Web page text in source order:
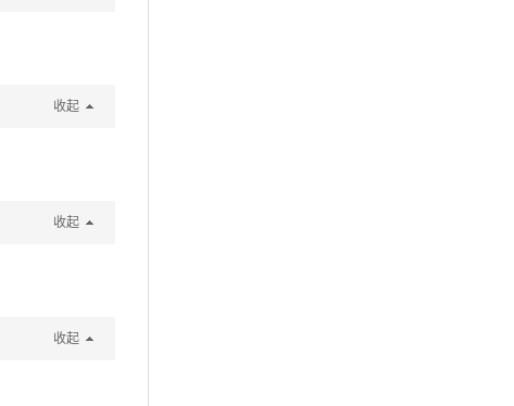
收起
收起
收起